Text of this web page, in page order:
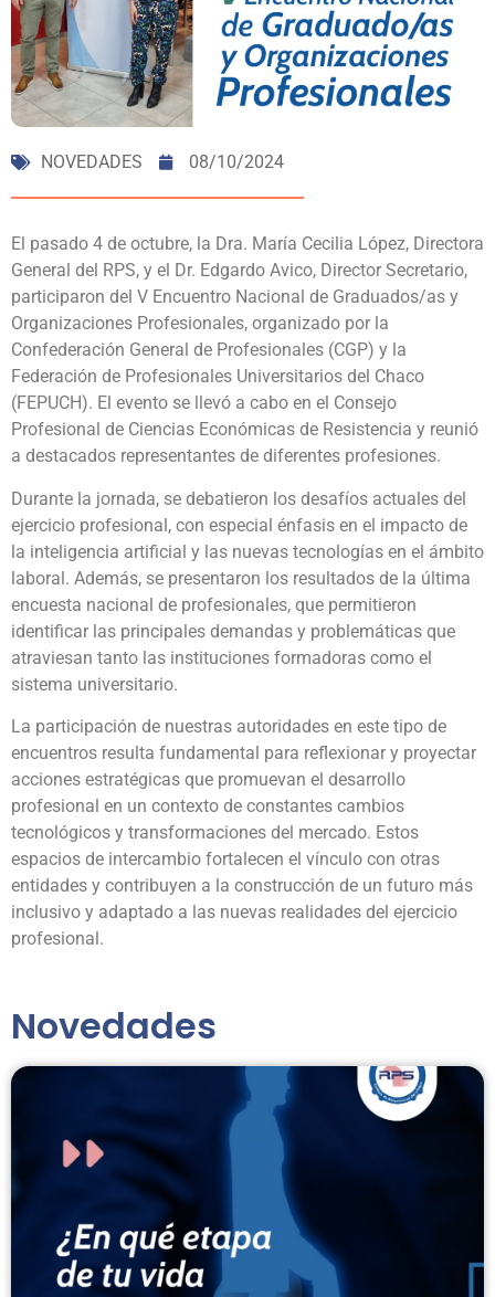
NOVEDADES 08/10/2024
El pasado 4 de octubre, la Dra. María Cecilia López, Directora
General del RPS, y el Dr. Edgardo Avico, Director Secretario,
participaron del V Encuentro Nacional de Graduados/as y
Organizaciones Profesionales, organizado por la
Confederación General de Profesionales (CGP) y la
Federación de Profesionales Universitarios del Chaco
(FEPUCH). El evento se llevó a cabo en el Consejo
Profesional de Ciencias Económicas de Resistencia y reunió
a destacados representantes de diferentes profesiones.
Durante la jornada, se debatieron los desafíos actuales del
ejercicio profesional, con especial énfasis en el impacto de
la inteligencia artificial y las nuevas tecnologías en el ámbito
laboral. Además, se presentaron los resultados de la última
encuesta nacional de profesionales, que permitieron
identificar las principales demandas y problemáticas que
atraviesan tanto las instituciones formadoras como el
sistema universitario.
La participación de nuestras autoridades en este tipo de
encuentros resulta fundamental para reflexionar y proyectar
acciones estratégicas que promuevan el desarrollo
profesional en un contexto de constantes cambios
tecnológicos y transformaciones del mercado. Estos
espacios de intercambio fortalecen el vínculo con otras
entidades y contribuyen a la construcción de un futuro más
inclusivo y adaptado a las nuevas realidades del ejercicio
profesional.
Novedades